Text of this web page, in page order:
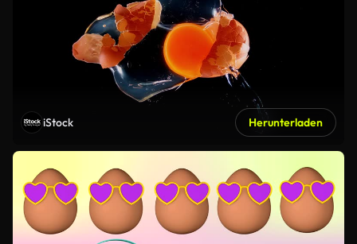
iStock Herunterladen